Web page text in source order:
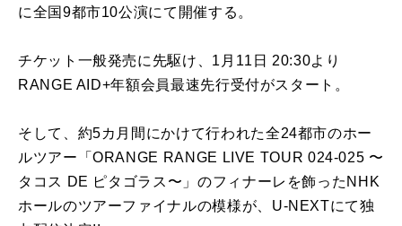
に全国9都市10公演にて開催する。
チケット一般発売に先駆け、1月11日 20:30より
RANGE AID+年額会員最速先行受付がスタート。
そして、約5カ月間にかけて行われた全24都市のホー
ルツアー「ORANGE RANGE LIVE TOUR 024-025 〜
タコス DE ピタゴラス〜」のフィナーレを飾ったNHK
ホールのツアーファイナルの模様が、U-NEXTにて独